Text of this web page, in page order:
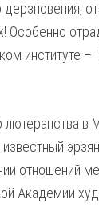
Особенно
институте
в
отношений
Академии